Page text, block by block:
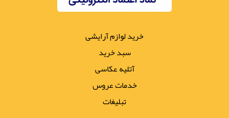
خرید لوازم آرایشی
سبد خرید
آتلیه عکاسی
خدمات عروس
تبلیغات